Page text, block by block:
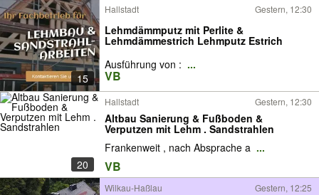
15
Hallstadt Gestern, 12:30
Lehmdämmputz mit Perlite &
Lehmdämmestrich Lehmputz Estrich
Ausführung von : ...
VB
20
Hallstadt Gestern, 12:30
Altbau Sanierung & Fußboden &
Verputzen mit Lehm . Sandstrahlen
Frankenweit , nach Absprache a ...
VB
Wilkau-Haßlau Gestern, 12:25